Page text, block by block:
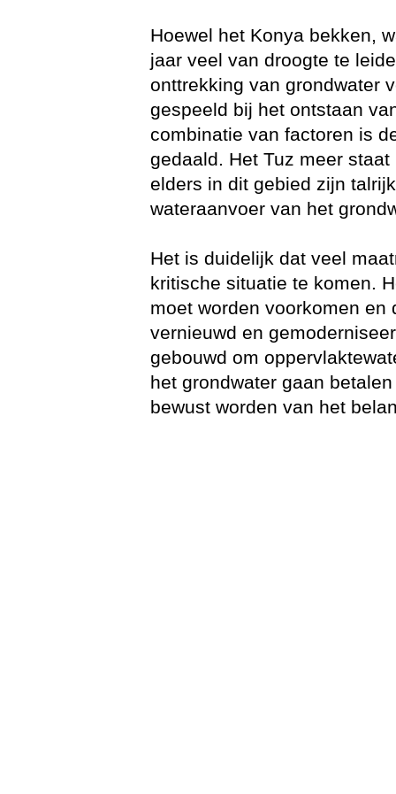
Hoewel het Konya bekken,
jaar veel van droogte te
onttrekking van grondwater
gespeeld bij het ontstaan
combinatie van factoren is
gedaald. Het Tuz meer
elders in dit gebied zijn
wateraanvoer van het
Het is duidelijk dat veel
kritische situatie te komen.
moet worden voorkomen
vernieuwd en
gebouwd om
het grondwater gaan
bewust worden van het